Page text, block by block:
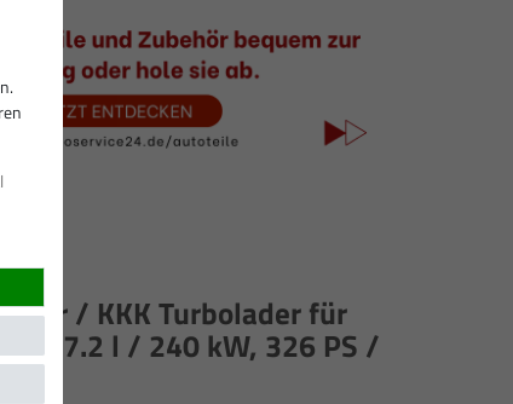
/ KKK Turbolader für
7.2 l / 240 kW, 326 PS /